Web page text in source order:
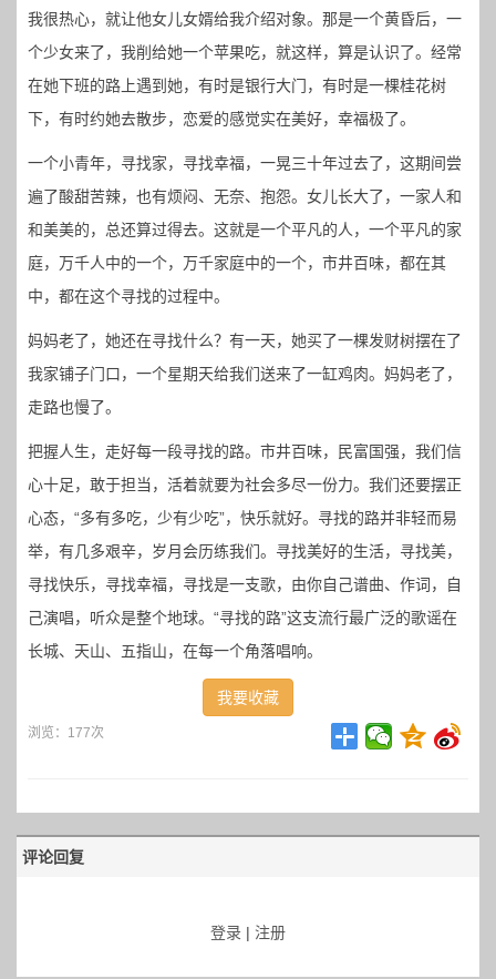
我很热心，就让他女儿女婿给我介绍对象。那是一个黄昏后，一
个少女来了，我削给她一个苹果吃，就这样，算是认识了。经常
在她下班的路上遇到她，有时是银行大门，有时是一棵桂花树
下，有时约她去散步，恋爱的感觉实在美好，幸福极了。
一个小青年，寻找家，寻找幸福，一晃三十年过去了，这期间尝
遍了酸甜苦辣，也有烦闷、无奈、抱怨。女儿长大了，一家人和
和美美的，总还算过得去。这就是一个平凡的人，一个平凡的家
庭，万千人中的一个，万千家庭中的一个，市井百味，都在其
中，都在这个寻找的过程中。
妈妈老了，她还在寻找什么？有一天，她买了一棵发财树摆在了
我家铺子门口，一个星期天给我们送来了一缸鸡肉。妈妈老了，
走路也慢了。
把握人生，走好每一段寻找的路。市井百味，民富国强，我们信
心十足，敢于担当，活着就要为社会多尽一份力。我们还要摆正
心态，“多有多吃，少有少吃”，快乐就好。寻找的路并非轻而易
举，有几多艰辛，岁月会历练我们。寻找美好的生活，寻找美，
寻找快乐，寻找幸福，寻找是一支歌，由你自己谱曲、作词，自
己演唱，听众是整个地球。“寻找的路”这支流行最广泛的歌谣在
长城、天山、五指山，在每一个角落唱响。
我要收藏
浏览：177次
评论回复
登录 | 注册